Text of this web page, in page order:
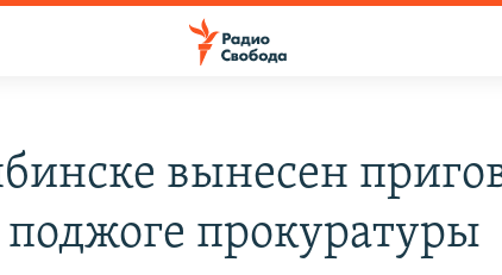
вынесен
поджоге прокуратуры